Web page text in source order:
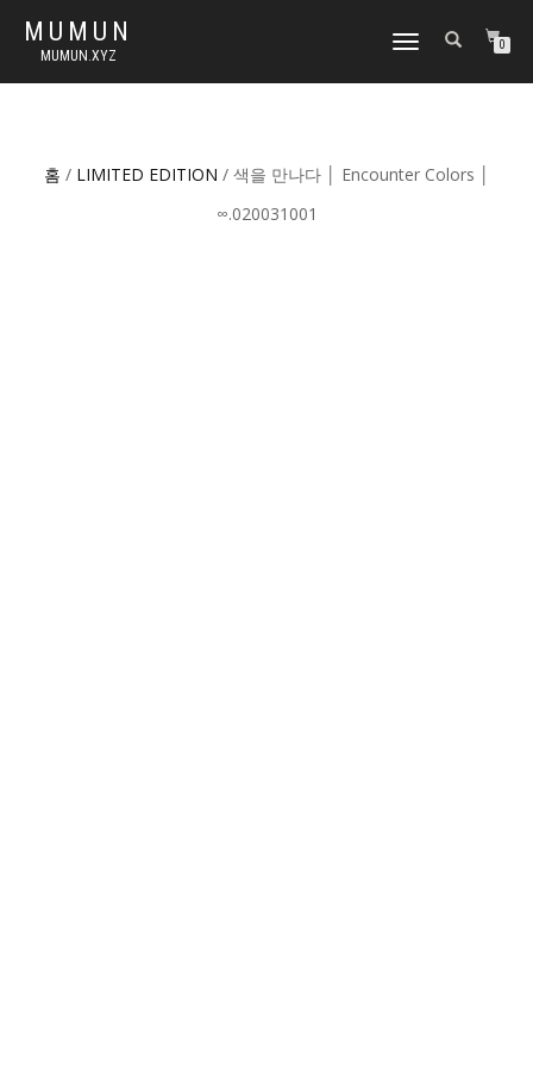
MUMUN
MUMUN.XYZ
토
내
션
0
홈 / LIMITED EDITION / 색을 만나다 │ Encounter Colors │
∞.020031001